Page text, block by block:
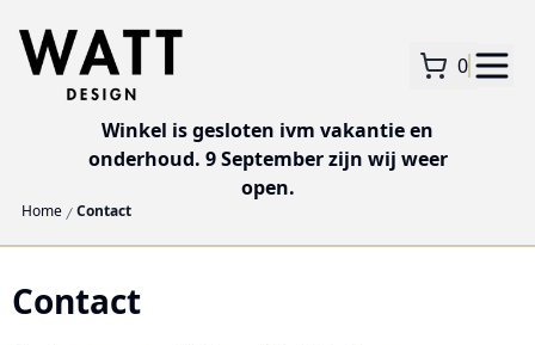
0
Winkel is gesloten ivm vakantie en
onderhoud. 9 September zijn wij weer
open.
Home Contact
Contact